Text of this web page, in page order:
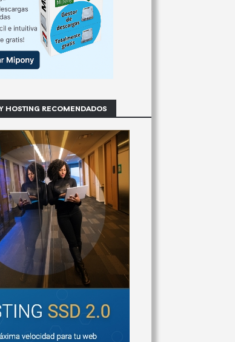
HOSTING RECOMENDADOS